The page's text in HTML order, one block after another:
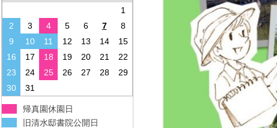
1
2
3 4 5 6 7
8
9
10 11 12 13 14
15
16
17 18 19 20 21
22
23
24 25 26 27 28
29
30
31
帰真園休園日
旧清水邸書院公開日